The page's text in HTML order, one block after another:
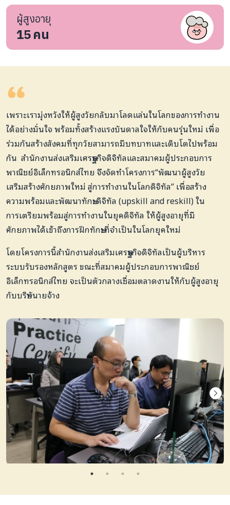
ผู้สูงอายุ
15คน
เพราะเรามุ่งหวังให้ผู้สูงวัยกลับมาโลดแล่นในโลกของการทำงาน
ได้อย่างมั่นใจ พร้อมทั้งสร้างแรงบันดาลใจให้กับคนรุ่นใหม่ เพื่อ
ร่วมกันสร้างสังคมที่ทุกวัยสามารถมีบทบาทและเติบโตไปพร้อม
กัน สำนักงานส่งเสริมเศรษฐกิจดิจิทัลและสมาคมผู้ประกอบการ
พาณิชย์อิเล็กทรอนิกส์ไทย จึงจัดทำโครงการ“พัฒนาผู้สูงวัย
เสริมสร้างศักยภาพใหม่ สู่การทำงานในโลกดิจิทัล”เพื่อสร้าง
ความพร้อมและพัฒนาทักษะดิจิทัล(upskill and reskill) ใน
การเตรียมพร้อมสู่การทำงานในยุคดิจิทัล ให้ผู้สูงอายุที่มี
ศักยภาพได้เข้าถึงการฝึกทักษะที่จำเป็นในโลกยุคใหม่
โดยโครงการนี้สำนักงานส่งเสริมเศรษฐกิจดิจิทัลเป็นผู้บริหาร
ระบบรับรองหลักสูตร ขณะที่สมาคมผู้ประกอบการพาณิชย์
อิเล็กทรอนิกส์ไทย จะเป็นตัวกลางเชื่อมตลาดงานให้กับผู้สูงอายุ
กับบริษัทนายจ้าง